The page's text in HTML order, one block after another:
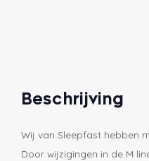
Beschrijving
Wij van Sleepfast hebben
Door wijzigingen in de M